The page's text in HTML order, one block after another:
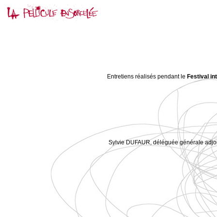
Entretiens réalisés pendant le Festival
Sylvie DUFAUR, déléguée générale